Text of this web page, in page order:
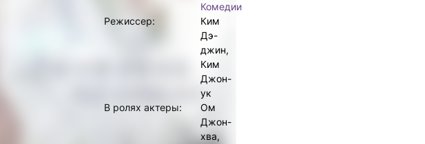
Комедии
Режиссер:
Ким
Дэ-
джин,
Ким
Джон-
ук
В ролях актеры:
Ом
Джон-
хва,